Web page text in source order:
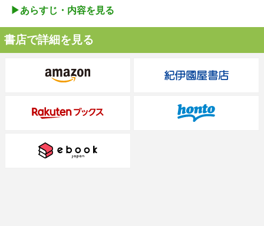
▶︎あらすじ・内容を見る
書店で詳細を見る